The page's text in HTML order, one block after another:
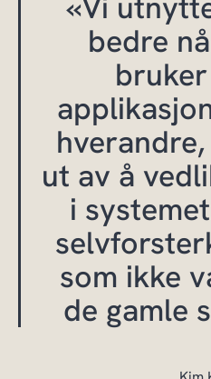
bedre
ut av å
i
som ikke
de gamle